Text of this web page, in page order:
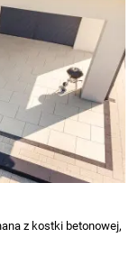
z kostki betonowej,